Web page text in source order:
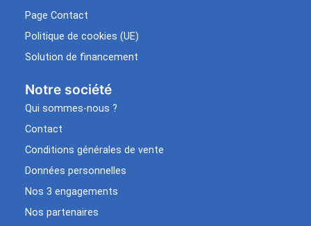
Page Contact
Politique de cookies (UE)
Solution de financement
Notre société
Qui sommes-nous ?
Contact
Conditions générales de vente
Données personnelles
Nos 3 engagements
Nos partenaires